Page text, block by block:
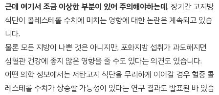
근데 여기서 조금 이상한 부분이 있어 주의해야하는데, 장기간 고지방
식단이 콜레스테롤 수치에 미치는 영향에 대한 논란은 계속되고 있습
니다.
물론 모든 지방이 나쁜 것은 아니지만, 포화지방 섭취가 과도해지면
심혈관 건강에 좋지 않은 영향을 줄 수도 있다는 의견도 있습니다.
어떤 의학 정보에서는 저탄고지 식단을 무리하게 이어갈 경우 혈중 콜
레스테롤 수치가 상승할 가능성이 있다는 연구 결과도 발표된 바 있습